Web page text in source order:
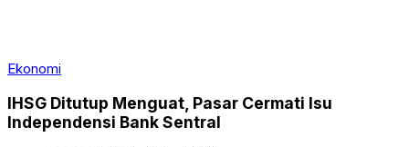
Ekonomi
IHSG Ditutup Menguat, Pasar Cermati Isu
Independensi Bank Sentral